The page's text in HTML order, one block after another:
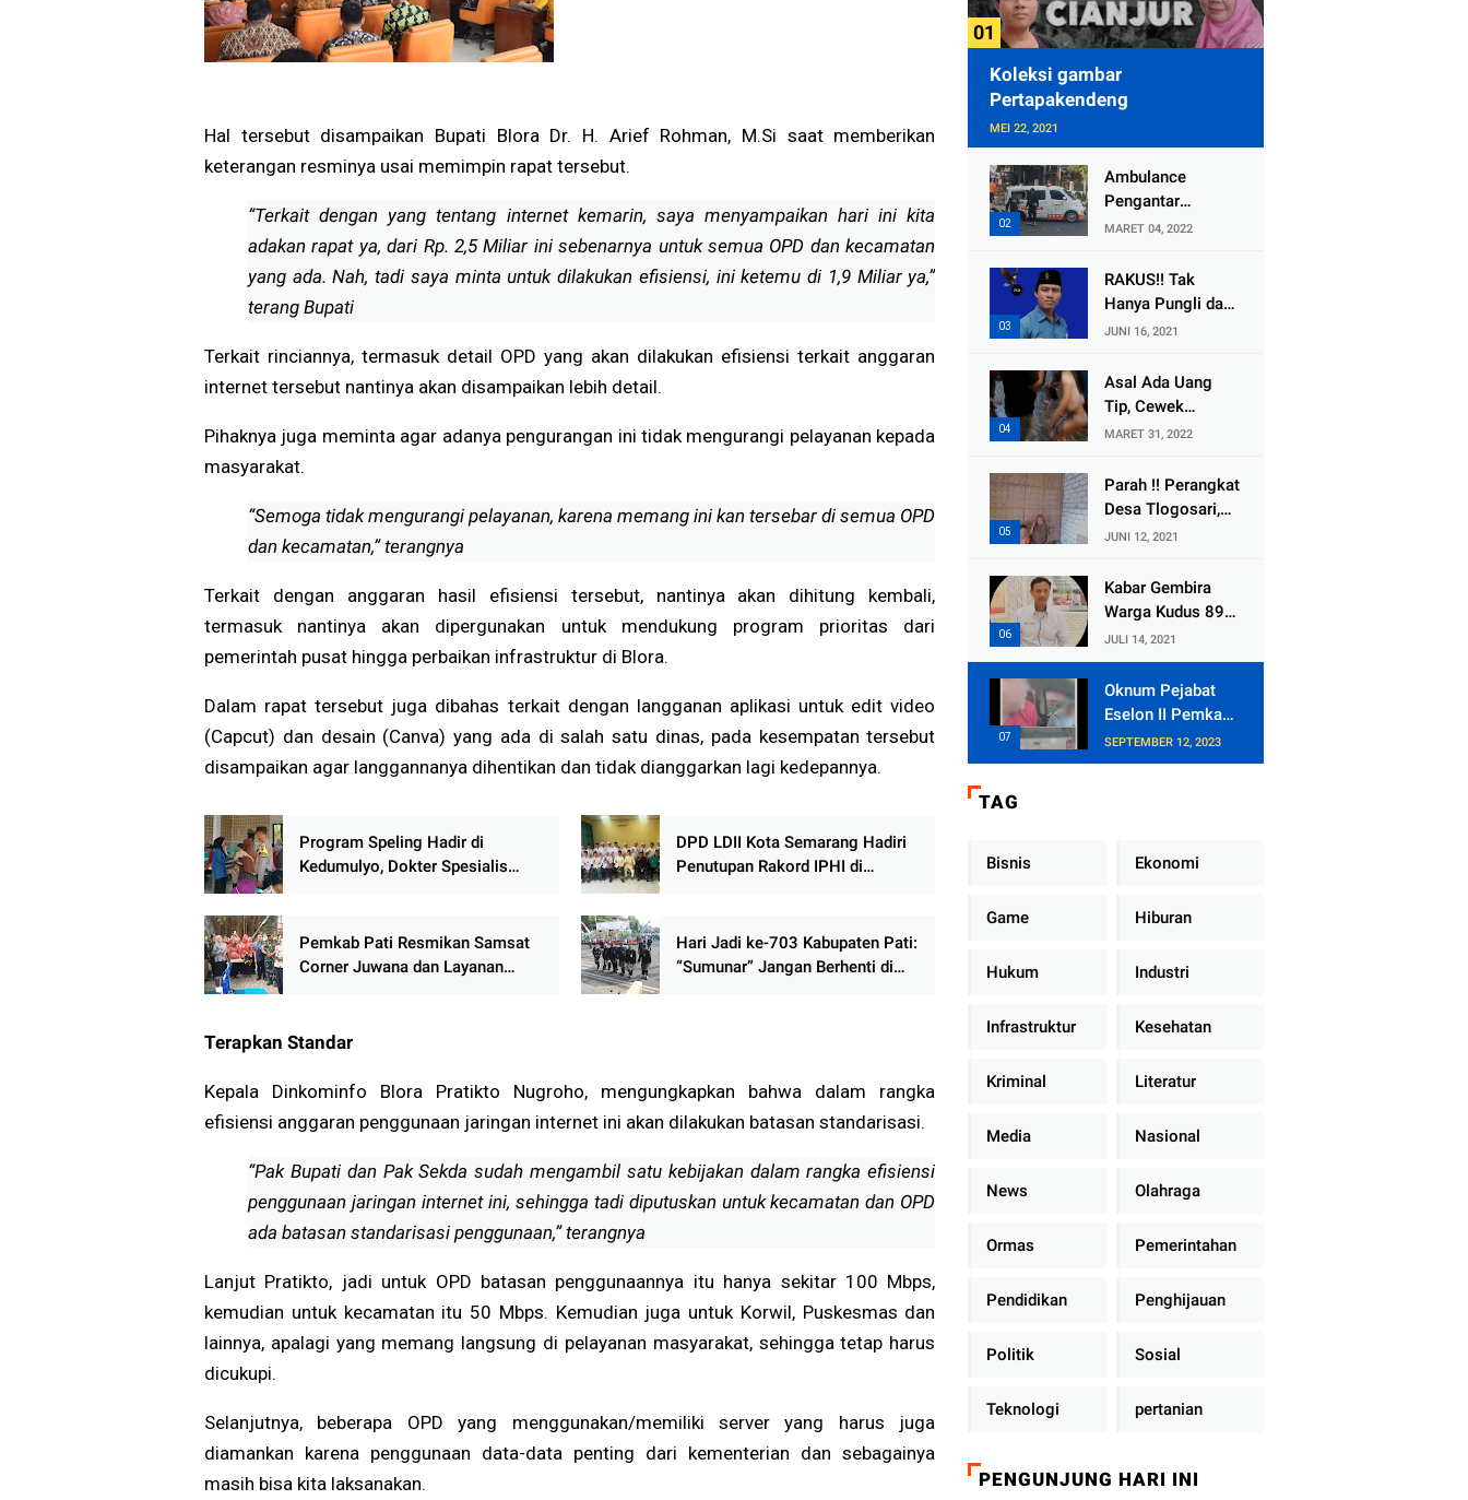
Hal tersebut disampaikan Bupati Blora Dr. H. Arief Rohman, M.Si saat memberikan
keterangan resminya usai memimpin rapat tersebut.
“Terkait dengan yang tentang internet kemarin, saya menyampaikan hari ini kita
adakan rapat ya, dari Rp. 2,5 Miliar ini sebenarnya untuk semua OPD dan kecamatan
yang ada. Nah, tadi saya minta untuk dilakukan efisiensi, ini ketemu di 1,9 Miliar ya,”
terang Bupati
Terkait rinciannya, termasuk detail OPD yang akan dilakukan efisiensi terkait anggaran
internet tersebut nantinya akan disampaikan lebih detail.
Pihaknya juga meminta agar adanya pengurangan ini tidak mengurangi pelayanan kepada
masyarakat.
“Semoga tidak mengurangi pelayanan, karena memang ini kan tersebar di semua OPD
dan kecamatan,” terangnya
Terkait dengan anggaran hasil efisiensi tersebut, nantinya akan dihitung kembali,
termasuk nantinya akan dipergunakan untuk mendukung program prioritas dari
pemerintah pusat hingga perbaikan infrastruktur di Blora.
Dalam rapat tersebut juga dibahas terkait dengan langganan aplikasi untuk edit video
(Capcut) dan desain (Canva) yang ada di salah satu dinas, pada kesempatan tersebut
disampaikan agar langgannanya dihentikan dan tidak dianggarkan lagi kedepannya.
Program Speling Hadir di
Kedumulyo, Dokter Spesialis
DPD LDII Kota Semarang Hadiri
Penutupan Rakord IPHI di
Pemkab Pati Resmikan Samsat
Corner Juwana dan Layanan
Hari Jadi ke-703 Kabupaten Pati:
“Sumunar” Jangan Berhenti di
Terapkan Standar
Kepala Dinkominfo Blora Pratikto Nugroho, mengungkapkan bahwa dalam rangka
efisiensi anggaran penggunaan jaringan internet ini akan dilakukan batasan standarisasi.
“Pak Bupati dan Pak Sekda sudah mengambil satu kebijakan dalam rangka efisiensi
penggunaan jaringan internet ini, sehingga tadi diputuskan untuk kecamatan dan OPD
ada batasan standarisasi penggunaan,” terangnya
Lanjut Pratikto, jadi untuk OPD batasan penggunaannya itu hanya sekitar 100 Mbps,
kemudian untuk kecamatan itu 50 Mbps. Kemudian juga untuk Korwil, Puskesmas dan
lainnya, apalagi yang memang langsung di pelayanan masyarakat, sehingga tetap harus
dicukupi.
Selanjutnya, beberapa OPD yang menggunakan/memiliki server yang harus juga
diamankan karena penggunaan data-data penting dari kementerian dan sebagainya
masih bisa kita laksanakan.
Koleksi gambar
Pertapakendeng
MEI 22, 2021
Ambulance
Pengantar
Jenazah Kepala
Mengalami
Kecelakaan
MARET 04, 2022
RAKUS!! Tak
Hanya Pungli dan
Dana Bedah
Diembat, ,
Perangkat Desa
Selewengkan
Bantuan Mushola
JUNI 16, 2021
Asal Ada Uang
Tip, Cewek
Pemandu Karaoke
Bersedia Bugil
MARET 31, 2022
Parah !! Perangkat
Desa Tlogosari,
Kecamatan
Embat Dana Bedah
Rumah dari
JUNI 12, 2021
Kabar Gembira
Warga Kudus 89
Persen RT di
Kudus Zona Hijau
JULI 14, 2021
Oknum Pejabat
Eselon II Pemkab
Lampung Utara
Asik Ngobrol
Dinas
SEPTEMBER 12, 2023
TAG
Bisnis Ekonomi
Game Hiburan
Hukum Industri
Infrastruktur Kesehatan
Kriminal Literatur
Media Nasional
News Olahraga
Ormas Pemerintahan
Pendidikan Penghijauan
Politik Sosial
Teknologi pertanian
PENGUNJUNG HARI INI